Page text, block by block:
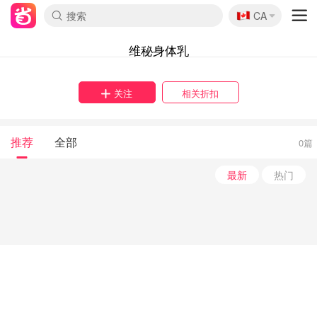
🇨🇦
CA
维秘身体乳
关注 相关折扣
推荐 全部 0篇
最新 热门